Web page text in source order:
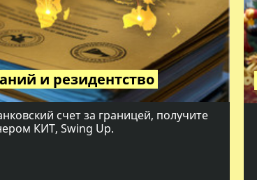
и резидентство
счет за границей, получите
КИТ, Swing Up.